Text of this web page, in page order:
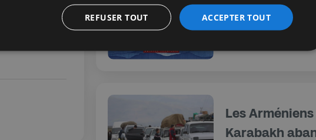
Les
Karabakh
ACCEPTER TOUT
REFUSER TOUT